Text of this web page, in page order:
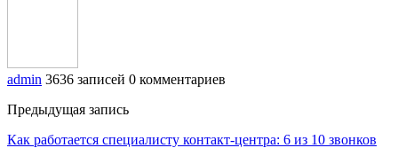
admin 3636 записей 0 комментариев
Предыдущая запись
Как работается специалисту контакт-центра: 6 из 10 звонков